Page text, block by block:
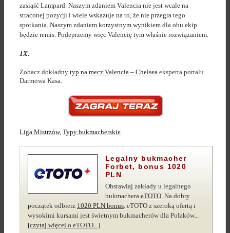
zasiąść Lampard. Naszym zdaniem Valencia nie jest wcale na
straconej pozycji i wiele wskazuje na to, że nie przegra tego
spotkania. Naszym zdaniem korzystnym wynikiem dla obu ekip
będzie remis. Podeprzemy więc Valencię tym właśnie rozwiązaniem.
1X.
Zobacz dokładny typ na mecz Valencia – Chelsea eksperta portalu
Darmowa Kasa.
Liga Mistrzów, Typy bukmacherskie
Legalny bukmacher
Forbet, bonus 1020
PLN
Obstawiaj zakłady u legalnego
bukmachera eTOTO. Na dobry
początek odbierz 1020 PLN bonus. eTOTO z szeroką ofertą i
wysokimi kursami jest świetnym bukmacherów dla Polaków...
[czytaj więcej o eTOTO...]